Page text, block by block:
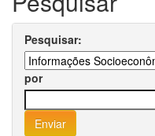
Pesquisar:
por